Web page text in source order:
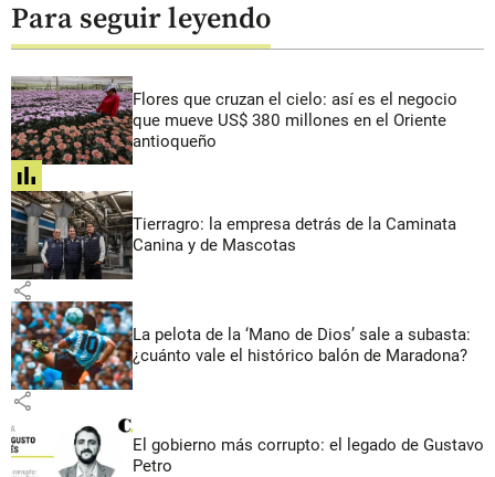
Para seguir leyendo
Flores que cruzan el cielo: así es el negocio
que mueve US$ 380 millones en el Oriente
antioqueño
share
Tierragro: la empresa detrás de la Caminata
Canina y de Mascotas
share
La pelota de la ‘Mano de Dios’ sale a subasta:
¿cuánto vale el histórico balón de Maradona?
share
El gobierno más corrupto: el legado de Gustavo
Petro